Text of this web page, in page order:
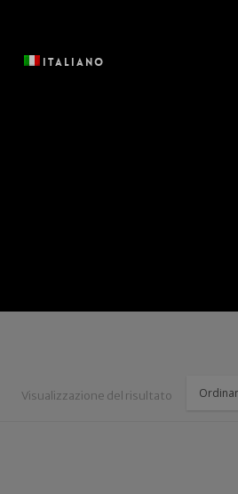
Italiano
Visualizzazione del risultato